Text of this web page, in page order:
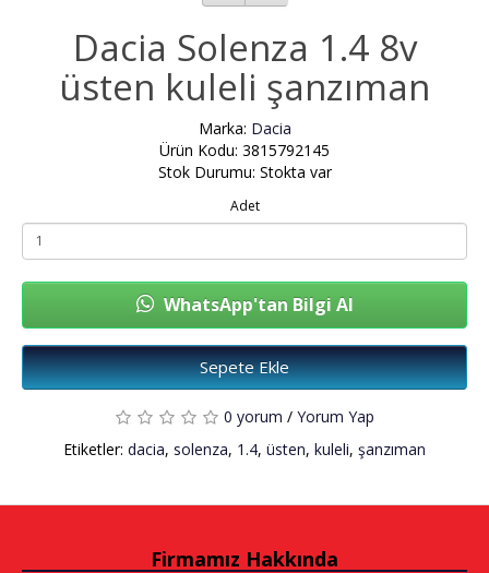
Dacia Solenza 1.4 8v
üsten kuleli şanzıman
Marka: Dacia
Ürün Kodu: 3815792145
Stok Durumu: Stokta var
Adet
WhatsApp'tan Bilgi Al
Sepete Ekle
0 yorum / Yorum Yap
Etiketler: dacia, solenza, 1.4, üsten, kuleli, şanzıman
Firmamız Hakkında